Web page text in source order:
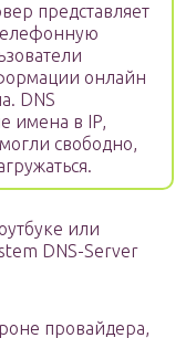
представляет
онлайн
DNS
имена в IP,
свободно,
или
DNS-Server
провайдера,